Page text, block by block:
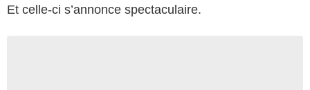
Et celle-ci s’annonce spectaculaire.